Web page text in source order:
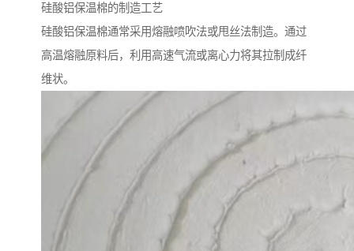
硅酸铝保温棉的制造工艺
硅酸铝保温棉通常采用熔融喷吹法或甩丝法制造。通过
高温熔融原料后，利用高速气流或离心力将其拉制成纤
维状。